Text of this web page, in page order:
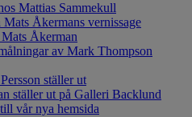
Mattias Sammekull
Åkermans vernissage
Åkerman
av Mark Thompson
ställer ut
ställer ut på Galleri Backlund
vår nya hemsida